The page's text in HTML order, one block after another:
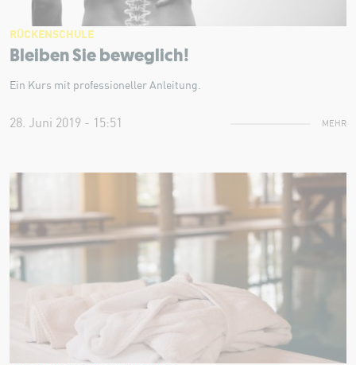
Bleiben Sie beweglich!
RÜCKENSCHULE
Ein Kurs mit professioneller Anleitung.
28. Juni 2019 - 15:51 MEHR